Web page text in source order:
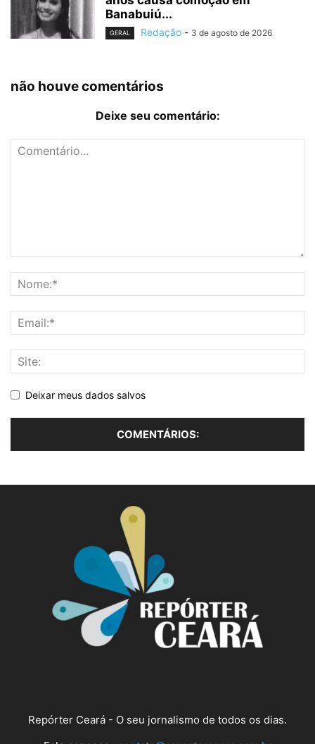
Banabuiú...
GERAL Redação - 3 de agosto de 2026
não houve comentários
Deixe seu comentário:
Deixar meus dados salvos
Repórter Ceará - O seu jornalismo de todos os dias.